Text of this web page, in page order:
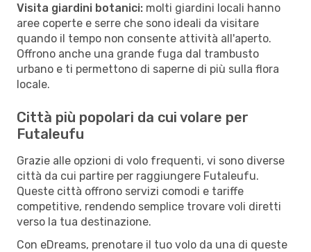
Visita giardini botanici: molti giardini locali hanno
aree coperte e serre che sono ideali da visitare
quando il tempo non consente attività all'aperto.
Offrono anche una grande fuga dal trambusto
urbano e ti permettono di saperne di più sulla flora
locale.
Città più popolari da cui volare per
Futaleufu
Grazie alle opzioni di volo frequenti, vi sono diverse
città da cui partire per raggiungere Futaleufu.
Queste città offrono servizi comodi e tariffe
competitive, rendendo semplice trovare voli diretti
verso la tua destinazione.
Con eDreams, prenotare il tuo volo da una di queste